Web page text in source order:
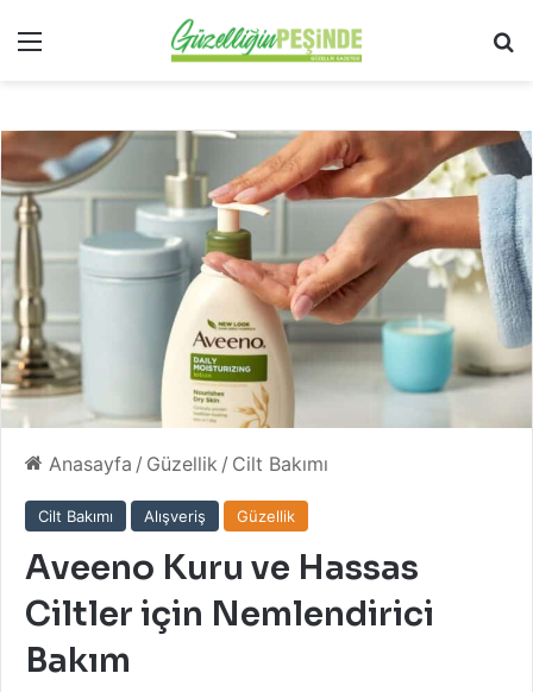
Menü
Anasayfa / Güzellik / Cilt Bakımı
Cilt Bakımı Alışveriş Güzellik
Aveeno Kuru ve Hassas
Ciltler için Nemlendirici
Bakım